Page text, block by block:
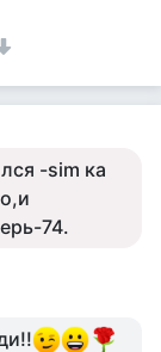
-sim ка
74.